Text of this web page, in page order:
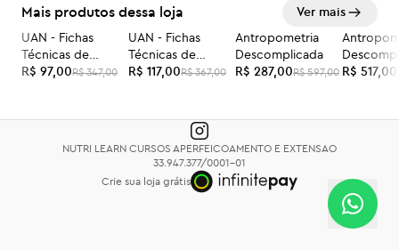
Mais produtos dessa loja Ver mais
-72%
UAN - Fichas
Técnicas de
Preparações - ON-
R$ 97,00R$ 347,00
-68%
UAN - Fichas
Técnicas de
Preparações -
R$ 117,00R$ 367,00
-52%
Antropometria
Descomplicada
R$ 287,00R$ 597,00
-48%
DOSE
R$ 517,00
NUTRI LEARN CURSOS APERFEICOAMENTO E EXTENSAO
33.947.377/0001-01
Crie sua loja grátis